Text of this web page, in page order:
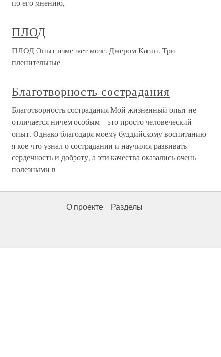
по его мнению,
ПЛОД
ПЛОД Опыт изменяет мозг. Джером Каган. Три
пленительные
Благотворность сострадания
Благотворность сострадания Мой жизненный опыт не
отличается ничем особым – это просто человеческий
опыт. Однако благодаря моему буддийскому воспитанию
я кое-что узнал о сострадании и научился развивать
сердечность и доброту, а эти качества оказались очень
полезными в
О проекте Разделы